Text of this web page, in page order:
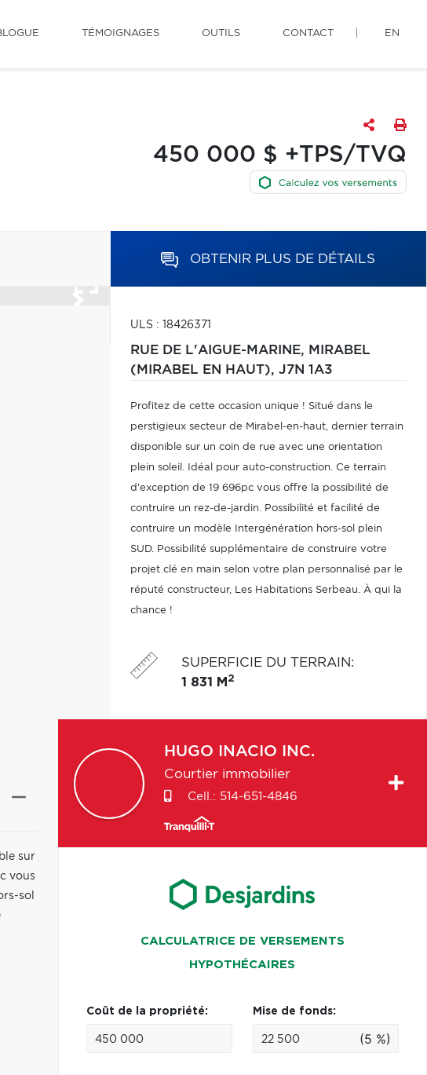
TÉMOIGNAGES OUTILS CONTACT EN
450 000 $ +TPS/TVQ
OBTENIR PLUS DE DÉTAILS
ULS : 18426371
RUE DE L'AIGUE-MARINE, MIRABEL
(MIRABEL EN HAUT), J7N 1A3
Profitez de cette occasion unique ! Situé dans le
perstigieux secteur de Mirabel-en-haut, dernier terrain
disponible sur un coin de rue avec une orientation
plein soleil. Idéal pour auto-construction. Ce terrain
d'exception de 19 696pc vous offre la possibilité de
contruire un rez-de-jardin. Possibilité et facilité de
contruire un modèle Intergénération hors-sol plein
SUD. Possibilité supplémentaire de construire votre
projet clé en main selon votre plan personnalisé par le
réputé constructeur, Les Habitations Serbeau. À qui la
chance !
SUPERFICIE DU TERRAIN:
1 831 M 2
sur
vous
sol
HUGO INACIO INC.
Courtier immobilier
Cell.: 514-651-4846
CALCULATRICE DE VERSEMENTS
HYPOTHÉCAIRES
Coût de la propriété: Mise de fonds:
(5 %)